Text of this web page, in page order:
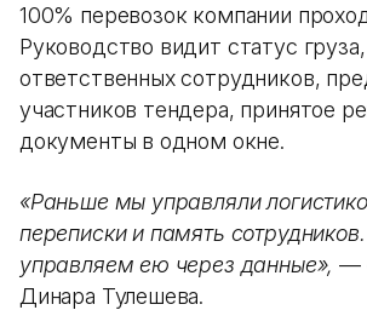
100% перевозок компании
Руководство видит статус груза,
ответственных сотрудников,
участников тендера, принятое
документы в одном окне.
«Раньше мы управляли
переписки и память
управляем ею через данные», —
Динара Тулешева.